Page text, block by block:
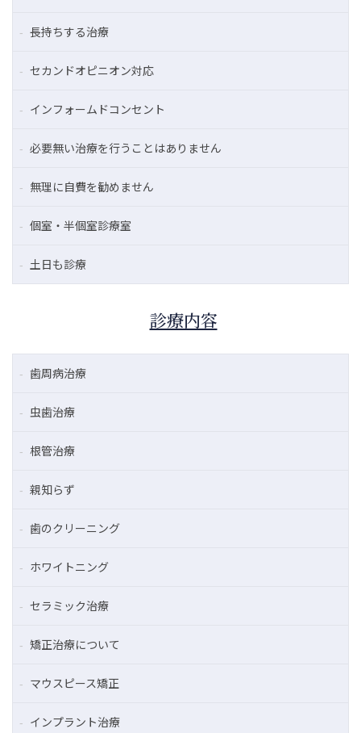
長持ちする治療
セカンドオピニオン対応
インフォームドコンセント
必要無い治療を行うことはありません
無理に自費を勧めません
個室・半個室診療室
土日も診療
診療内容
歯周病治療
虫歯治療
根管治療
親知らず
歯のクリーニング
ホワイトニング
セラミック治療
矯正治療について
マウスピース矯正
インプラント治療